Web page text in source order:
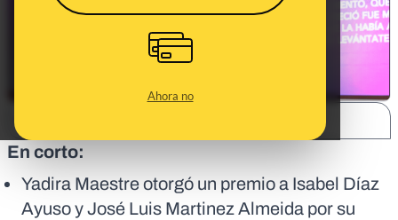
Ahora no
En corto:
Yadira Maestre otorgó un premio a Isabel Díaz
Ayuso y José Luis Martinez Almeida por su